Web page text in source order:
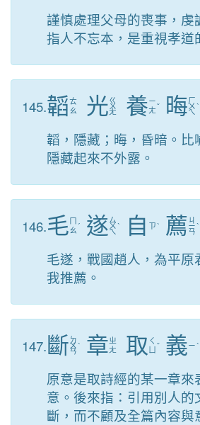
謹慎處理父母的喪事，虔
指人不忘本，是重視孝道
145.韜ㄊ
ㄠ
光ㄍ
ㄨ
ㄤ 養ㄧ
ㄤˇ 晦ㄏ
ㄨ
ㄟ
ˋ
韜，隱藏；晦，昏暗。比
隱藏起來不外露。
146.毛 ㄇ
ㄠ ˊ 遂ㄙ
ㄨ
ㄟ
ˋ 自 ㄗˋ 薦 ㄐ
ㄧ
ㄢ
ˋ
毛遂，戰國趙人，為平原
我推薦。
147.斷 ㄉ
ㄨ
ㄢ
ˋ 章ㄓ
ㄤ
取 ㄑ
ˇ 義ㄧˋ
原意是取詩經的某一章來
意。後來指：引用別人的
斷，而不顧及全篇內容與